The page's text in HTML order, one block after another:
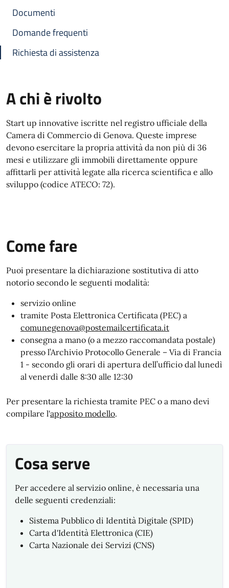
Documenti
Domande frequenti
Richiesta di assistenza
A chi è rivolto
Start up innovative iscritte nel registro ufficiale della
Camera di Commercio di Genova. Queste imprese
devono esercitare la propria attività da non più di 36
mesi e utilizzare gli immobili direttamente oppure
affittarli per attività legate alla ricerca scientifica e allo
sviluppo (codice ATECO: 72).
Come fare
Puoi presentare la dichiarazione sostitutiva di atto
notorio secondo le seguenti modalità:
servizio online
tramite Posta Elettronica Certificata (PEC) a
comunegenova@postemailcertificata.it
consegna a mano (o a mezzo raccomandata postale)
presso l’Archivio Protocollo Generale – Via di Francia
1 - secondo gli orari di apertura dell’ufficio dal lunedì
al venerdì dalle 8:30 alle 12:30
Per presentare la richiesta tramite PEC o a mano devi
compilare l'apposito modello.
Cosa serve
Per accedere al servizio online, è necessaria una
delle seguenti credenziali:
Sistema Pubblico di Identità Digitale (SPID)
Carta d'Identità Elettronica (CIE)
Carta Nazionale dei Servizi (CNS)